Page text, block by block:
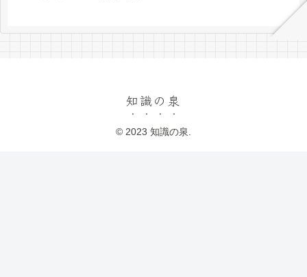
知識の泉
© 2023 知識の泉.